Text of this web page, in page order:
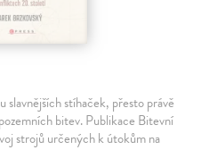
slavnějších stíhaček, přesto právě
bitev. Publikace Bitevní
strojů určených k útokům na